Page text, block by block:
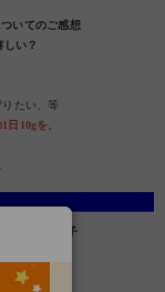
いてのご感想
い？
たい、等
10gを、
している様子